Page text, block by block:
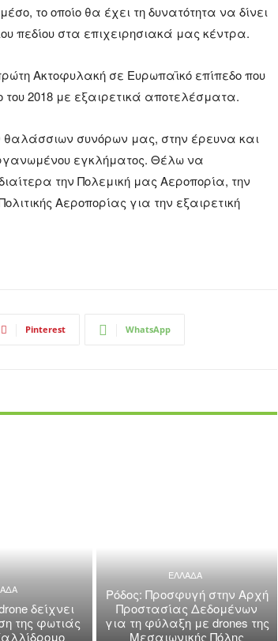
το οποίο θα έχει τη δυνατότητα να δίνει
πεδίου στα επιχειρησιακά μας κέντρα.
Ακτοφυλακή σε Ευρωπαϊκό επίπεδο που
2018 με εξαιρετικά αποτελέσματα.
θαλάσσιων συνόρων μας, στην έρευνα και
εγκλήματος. Θέλω να
την Πολεμική μας Αεροπορία, την
Αεροπορίας για την εξαιρετική
Pinterest WhatsApp
δείχνει
της φωτιάς
ΕΛΛΑΔΑ
Ρόδος: Προσφυγή στην Αρχή
Προστασίας Δεδομένων
για τη φύλαξη με drones της
Μεσαιωνικής Πόλης